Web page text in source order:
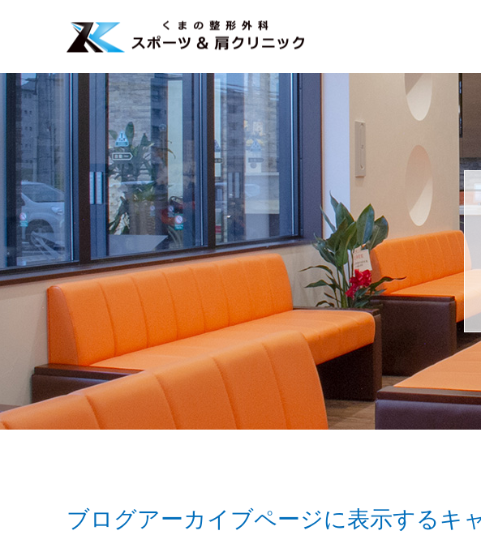
ブログアーカイブページに表示するキ